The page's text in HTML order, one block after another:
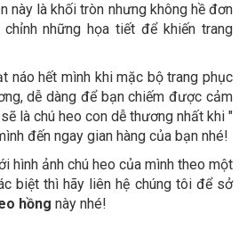
này là khối tròn nhưng không hề đơn
những họa tiết để khiến trang
náo hết mình khi mặc bộ trang phục
dễ dàng để bạn chiếm được cảm
là chú heo con dễ thương nhất khi "
đến ngay gian hàng của bạn nhé!
hình ảnh chú heo của mình theo một
biệt thì hãy liên hệ chúng tôi để sở
hồng này nhé!